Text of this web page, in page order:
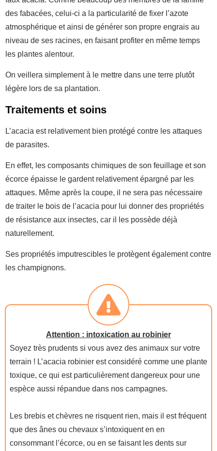
des fabacées, celui-ci a la particularité de fixer l’azote
atmosphérique et ainsi de générer son propre engrais au
niveau de ses racines, en faisant profiter en même temps
les plantes alentour.
On veillera simplement à le mettre dans une terre plutôt
légère lors de sa plantation.
Traitements et soins
L’acacia est relativement bien protégé contre les attaques
de parasites.
En effet, les composants chimiques de son feuillage et son
écorce épaisse le gardent relativement épargné par les
attaques. Même après la coupe, il ne sera pas nécessaire
de traiter le bois de l’acacia pour lui donner des propriétés
de résistance aux insectes, car il les possède déjà
naturellement.
Ses propriétés imputrescibles le protègent également contre
les champignons.
Attention : intoxication au robinier
Soyez très prudents si vous avez des animaux sur votre
terrain ! L’acacia robinier est considéré comme une plante
toxique, ce qui est particulièrement dangereux pour une
espèce aussi répandue dans nos campagnes.
Les brebis et chèvres ne risquent rien, mais il est fréquent
que des ânes ou chevaux s’intoxiquent en en
consommant l’écorce, ou en se faisant les dents sur